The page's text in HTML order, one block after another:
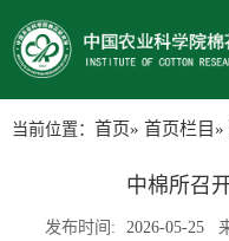
当前位置： 首页» 首页栏目»
中棉所召
发布时间: 2026-05-25